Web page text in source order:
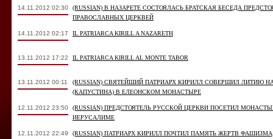
14.11.2012 02:30
(RUSSIAN) В НАЗАРЕТЕ СОСТОЯЛАСЬ БРАТСКАЯ БЕСЕДА
ПРАВОСЛАВНЫХ ЦЕРКВЕЙ
14.11.2012 02:17 IL PATRIARCA KIRILL A NAZARETH
13.11.2012 17:22 IL PATRIARCA KIRILL AL MONTE TABOR
13.11.2012 00:11
(RUSSIAN) СВЯТЕЙШИЙ ПАТРИАРХ КИРИЛЛ СОВЕРШИЛ ЛИТИЮ
(КАПУСТИНА) В ЕЛЕОНСКОМ МОНАСТЫРЕ
12.11.2012 23:50
(RUSSIAN) ПРЕДСТОЯТЕЛЬ РУССКОЙ ЦЕРКВИ ПОСЕТИЛ
ИЕРУСАЛИМЕ
12.11.2012 22:49
(RUSSIAN) ПАТРИАРХ КИРИЛЛ ПОЧТИЛ ПАМЯТЬ ЖЕРТВ